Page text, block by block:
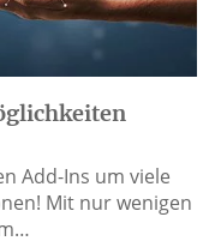
Add-Ins um viele
Mit nur wenigen